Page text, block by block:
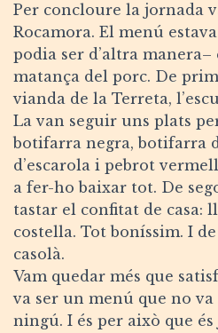
Per concloure la jornada
Rocamora. El menú
podia ser d’altra
matança del porc. De
vianda de la Terreta,
La van seguir uns plats
botifarra negra, botifarra
d’escarola i pebrot
a fer-ho baixar tot. De
tastar el confitat de casa:
costella. Tot boníssim. I
casolà.
Vam quedar més que
va ser un menú que no
ningú. I és per això que